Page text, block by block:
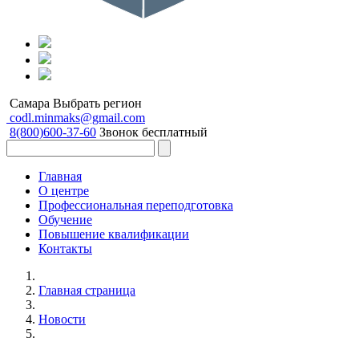
Самара Выбрать регион
codl.minmaks@gmail.com
8(800)600-37-60 Звонок бесплатный
Главная
О центре
Профессиональная переподготовка
Обучение
Повышение квалификации
Контакты
Главная страница
Новости